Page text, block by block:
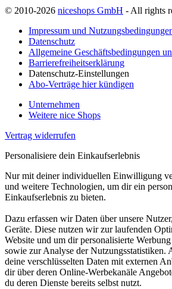
© 2010-2026 niceshops GmbH - All rights
Impressum und
Datenschutz
Allgemeine Geschäftsbedingungen
Barrierefreiheitserklärung
Datenschutz-Einstellungen
Abo-Verträge hier kündigen
Unternehmen
Weitere nice Shops
Vertrag widerrufen
Personalisiere dein Einkaufserlebnis
Nur mit deiner individuellen Einwilligung
und weitere Technologien, um dir ein
Einkaufserlebnis zu bieten.
Dazu erfassen wir Daten über unsere
Geräte. Diese nutzen wir zur laufenden
Website und um dir personalisierte
sowie zur Analyse der Nutzungsstatistiken.
deine verschlüsselten Daten mit externen
dir über deren Online-Werbekanäle
du deren Dienste bereits selbst nutzt.